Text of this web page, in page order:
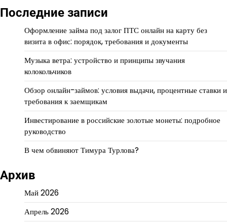
Последние записи
Оформление займа под залог ПТС онлайн на карту без
визита в офис: порядок, требования и документы
Музыка ветра: устройство и принципы звучания
колокольчиков
Обзор онлайн-займов: условия выдачи, процентные ставки и
требования к заемщикам
Инвестирование в российские золотые монеты: подробное
руководство
В чем обвиняют Тимура Турлова?
Архив
Май 2026
Апрель 2026